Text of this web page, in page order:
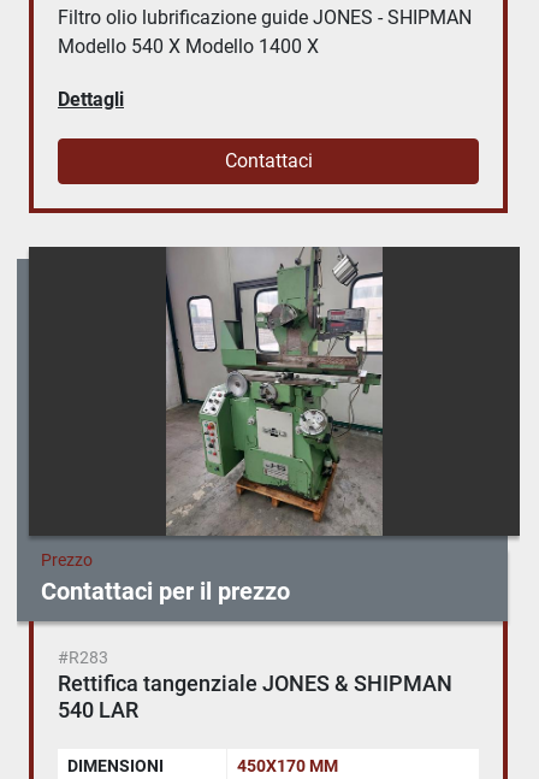
Filtro olio lubrificazione guide JONES - SHIPMAN
Modello 540 X Modello 1400 X
Dettagli
Contattaci
Prezzo
Contattaci per il prezzo
#R283
Rettifica tangenziale JONES & SHIPMAN
540 LAR
DIMENSIONI
450X170 MM